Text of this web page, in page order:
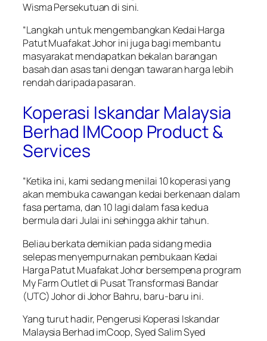
Wisma Persekutuan di sini.
“Langkah untuk mengembangkan Kedai Harga
Patut Muafakat Johor ini juga bagi membantu
masyarakat mendapatkan bekalan barangan
basah dan asas tani dengan tawaran harga lebih
rendah daripada pasaran.
Koperasi Iskandar Malaysia
Berhad IMCoop Product &
Services
“Ketika ini, kami sedang menilai 10 koperasi yang
akan membuka cawangan kedai berkenaan dalam
fasa pertama, dan 10 lagi dalam fasa kedua
bermula dari Julai ini sehingga akhir tahun.
Beliau berkata demikian pada sidang media
selepas menyempurnakan pembukaan Kedai
Harga Patut Muafakat Johor bersempena program
My Farm Outlet di Pusat Transformasi Bandar
(UTC) Johor di Johor Bahru, baru-baru ini.
Yang turut hadir, Pengerusi Koperasi Iskandar
Malaysia Berhad imCoop, Syed Salim Syed